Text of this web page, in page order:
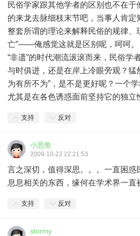
民俗学家跟其他学者的区别也不在于
的来龙去脉细枝末节吧，当事人肯定
整套所谓的理论来解释民俗的规律、
亡”——俺感觉这就是区别呢，呵呵。
“非遗”的时代潮流滚滚而来，民俗学
与时俱进，还是在岸上冷眼旁观？猛
为有所不为”，是不是更好呢？一个
尤其是在各色诱惑面前坚持它的独立
支持 反对
小恶鱼
2009-10-22 22:21:53
言之深切，值得深思。。。一直困惑
息息相关的东西，缘何在学术界一直
支持 反对
stormy